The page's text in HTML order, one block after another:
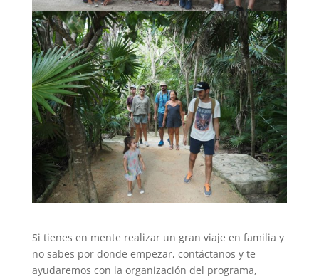
Si tienes en mente realizar un gran viaje en familia y
no sabes por donde empezar, contáctanos y te
ayudaremos con la organización del programa,